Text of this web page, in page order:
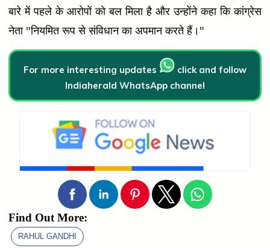
बारे में पहले के आरोपों को बल मिला है और उन्होंने कहा कि कांग्रेस
नेता "नियमित रूप से संविधान का अपमान करते हैं।"
For more interesting updates
click and follow
Indiaherald WhatsApp channel
Find Out More:
RAHUL GANDHI